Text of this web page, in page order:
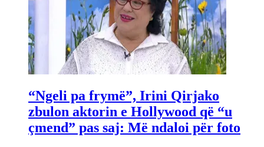
“Ngeli pa frymë”, Irini Qirjako
zbulon aktorin e Hollywood që “u
çmend” pas saj: Më ndaloi për foto